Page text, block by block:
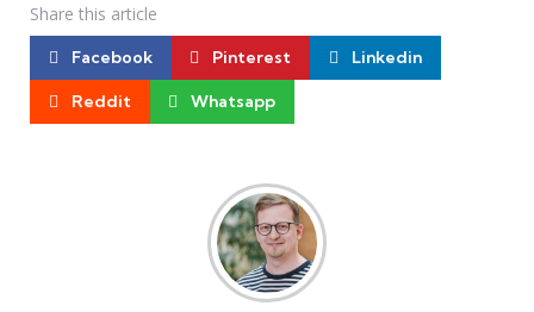
Share this article
Facebook Pinterest Linkedin
Reddit Whatsapp